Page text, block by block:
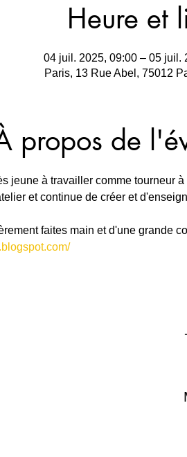
Heure et
04 juil. 2025, 09:00 – 05 juil.
Paris, 13 Rue Abel, 75012
propos de
jeune à travailler comme tourneur
et continue de créer et
faites main et d'une grande